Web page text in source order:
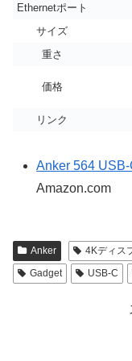
Ethernetポート
サイズ
重さ
価格
リンク
Anker 564
Amazon.com
Anker 4Kディス
Gadget
USB-C